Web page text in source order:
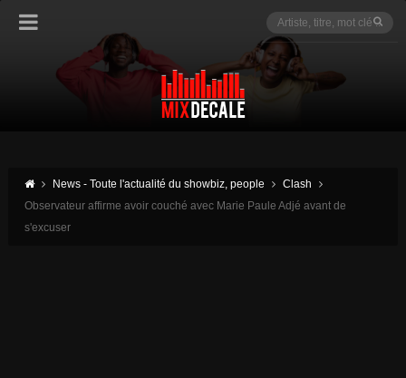
News - Toute l'actualité du showbiz, people
Clash
Observateur affirme avoir couché avec Marie Paule Adjé avant de
s'excuser